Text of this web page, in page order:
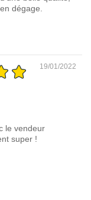
dégage.
19/01/2022
le vendeur
super !